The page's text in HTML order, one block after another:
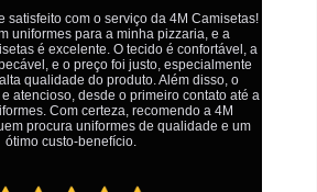
Fábrica Camiseta
Fábrica Camisetas Algodão
Fábrica Camisetas
Fabrica Camisetas
Fabrica de Camisetas Lisas
muito educados, prestativos e que
em primeiro lugar. Qualquer lugar tem
mas aqui na 4M tudo é resolvido com
que todos saem ganhando no final.